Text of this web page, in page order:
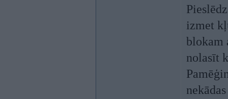
izmet
blokam
nolasīt